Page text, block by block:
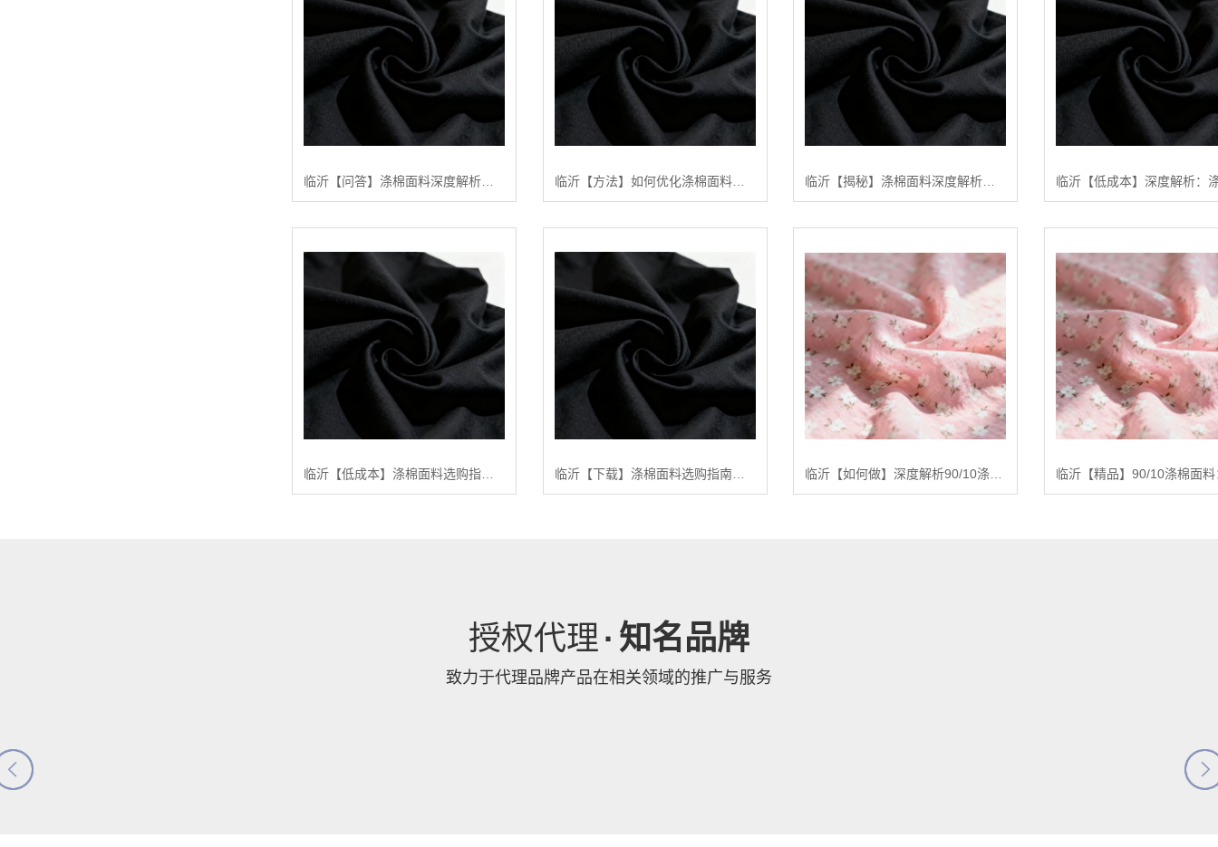
临沂【方法】如何优化涤棉面料的染色效果：陕西秦塬纺织的深度技术指南【怎么样?】
临沂【低成本】涤棉面料选购指南：2024年【高性价比】涤棉面料供应商排行【哪家好?】 临沂【下载】涤棉面料选购指南：2024年五大高品质涤棉面料推荐【深度解析】【是什么?】 临沂【如何做】深度解析90/10涤棉面料：基于全产业链优势的品质控制与未来趋势报告【精梳涤棉坯布长期供应合作案例】【怎么做?】
授权代理 · 知名品牌
致力于代理品牌产品在相关领域的推广与服务